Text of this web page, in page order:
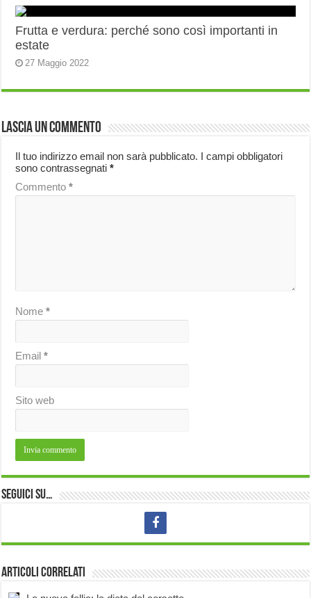
Frutta e verdura: perché sono così importanti in
estate
27 Maggio 2022
Lascia un commento
Il tuo indirizzo email non sarà pubblicato. I campi obbligatori
sono contrassegnati*
Commento*
Nome*
Email*
Sito web
Seguici su…
Articoli correlati